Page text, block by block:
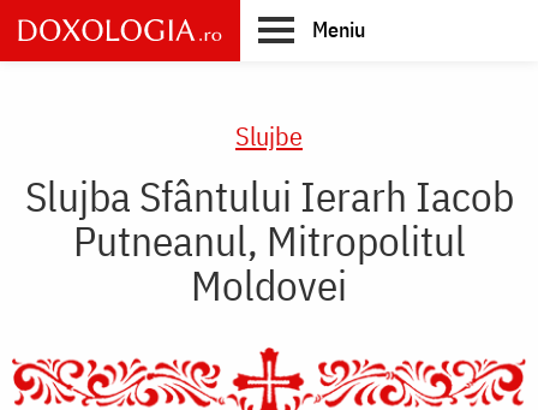
Skip
to
main
Meniu
Slujbe
Slujba Sfântului Ierarh Iacob
Putneanul, Mitropolitul
Moldovei